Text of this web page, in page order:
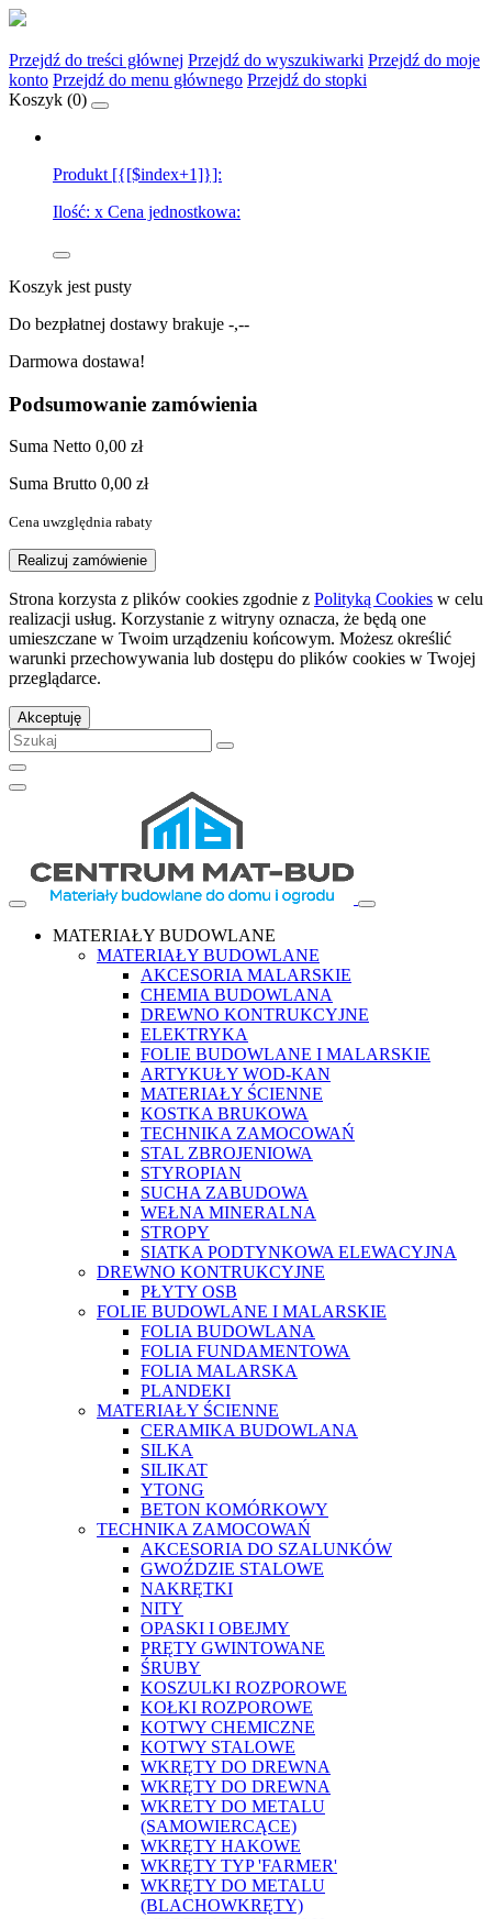
Przejdź do treści głównej Przejdź do wyszukiwarki Przejdź do moje
konto Przejdź do menu głównego Przejdź do stopki
Koszyk (0)
Produkt [{[$index+1]}]:
Ilość: x Cena jednostkowa:
Koszyk jest pusty
Do bezpłatnej dostawy brakuje -,--
Darmowa dostawa!
Podsumowanie zamówienia
Suma Netto 0,00 zł
Suma Brutto 0,00 zł
Cena uwzględnia rabaty
Realizuj zamówienie
Strona korzysta z plików cookies zgodnie z Polityką Cookies w celu
realizacji usług. Korzystanie z witryny oznacza, że będą one
umieszczane w Twoim urządzeniu końcowym. Możesz określić
warunki przechowywania lub dostępu do plików cookies w Twojej
przeglądarce.
Akceptuję
MATERIAŁY BUDOWLANE
MATERIAŁY BUDOWLANE
AKCESORIA MALARSKIE
CHEMIA BUDOWLANA
DREWNO KONTRUKCYJNE
ELEKTRYKA
FOLIE BUDOWLANE I MALARSKIE
ARTYKUŁY WOD-KAN
MATERIAŁY ŚCIENNE
KOSTKA BRUKOWA
TECHNIKA ZAMOCOWAŃ
STAL ZBROJENIOWA
STYROPIAN
SUCHA ZABUDOWA
WEŁNA MINERALNA
STROPY
SIATKA PODTYNKOWA ELEWACYJNA
DREWNO KONTRUKCYJNE
PŁYTY OSB
FOLIE BUDOWLANE I MALARSKIE
FOLIA BUDOWLANA
FOLIA FUNDAMENTOWA
FOLIA MALARSKA
PLANDEKI
MATERIAŁY ŚCIENNE
CERAMIKA BUDOWLANA
SILKA
SILIKAT
YTONG
BETON KOMÓRKOWY
TECHNIKA ZAMOCOWAŃ
AKCESORIA DO SZALUNKÓW
GWOŹDZIE STALOWE
NAKRĘTKI
NITY
OPASKI I OBEJMY
PRĘTY GWINTOWANE
ŚRUBY
KOSZULKI ROZPOROWE
KOŁKI ROZPOROWE
KOTWY CHEMICZNE
KOTWY STALOWE
WKRĘTY DO DREWNA
WKRĘTY DO DREWNA
WKRETY DO METALU
(SAMOWIERCĄCE)
WKRĘTY HAKOWE
WKRĘTY TYP 'FARMER'
WKRĘTY DO METALU
(BLACHOWKRĘTY)